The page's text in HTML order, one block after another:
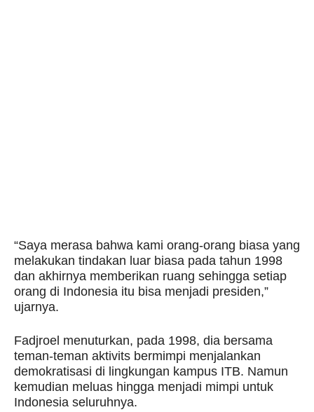
“Saya merasa bahwa kami orang-orang biasa yang
melakukan tindakan luar biasa pada tahun 1998
dan akhirnya memberikan ruang sehingga setiap
orang di Indonesia itu bisa menjadi presiden,”
ujarnya.
Fadjroel menuturkan, pada 1998, dia bersama
teman-teman aktivits bermimpi menjalankan
demokratisasi di lingkungan kampus ITB. Namun
kemudian meluas hingga menjadi mimpi untuk
Indonesia seluruhnya.